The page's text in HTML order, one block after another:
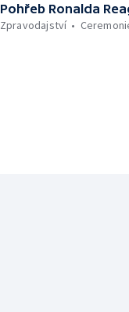
Pohřeb Ronalda
Zpravodajství